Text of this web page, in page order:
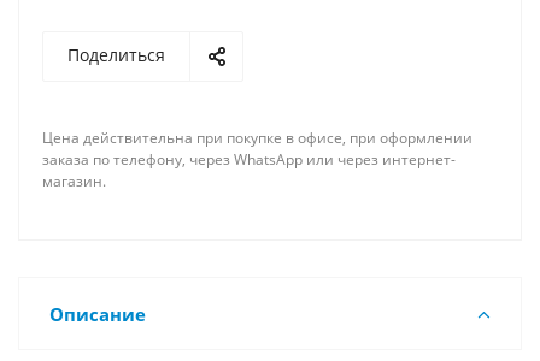
Поделиться
Цена действительна при покупке в офисе, при оформлении
заказа по телефону, через WhatsApp или через интернет-
магазин.
Описание